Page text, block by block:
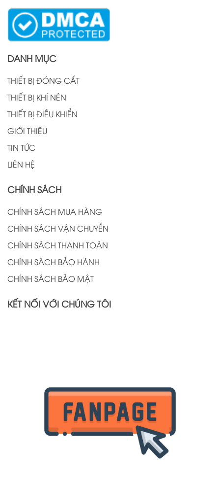
DANH MỤC
THIẾT BỊ ĐÓNG CẮT
THIẾT BỊ KHÍ NÉN
THIẾT BỊ ĐIỀU KHIỂN
GIỚI THIỆU
TIN TỨC
LIÊN HỆ
CHÍNH SÁCH
CHÍNH SÁCH MUA HÀNG
CHÍNH SÁCH VẬN CHUYỂN
CHÍNH SÁCH THANH TOÁN
CHÍNH SÁCH BẢO HÀNH
CHÍNH SÁCH BẢO MẬT
KẾT NỐI VỚI CHÚNG TÔI